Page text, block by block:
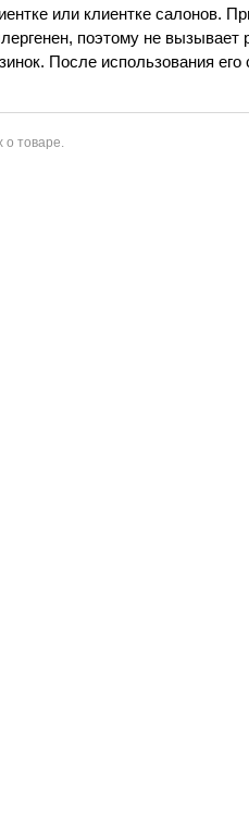
или клиентке салонов.
поэтому не вызывает
После использования его
о товаре.